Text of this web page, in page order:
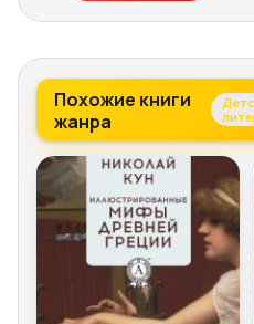
Похожие книги
жанра